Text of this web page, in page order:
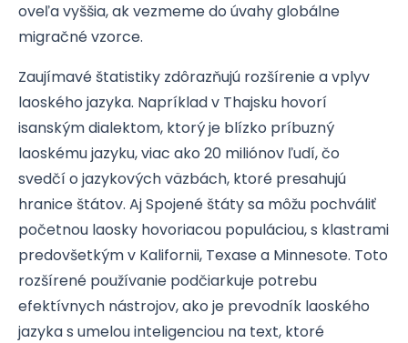
oveľa vyššia, ak vezmeme do úvahy globálne
migračné vzorce.
Zaujímavé štatistiky zdôrazňujú rozšírenie a vplyv
laoského jazyka. Napríklad v Thajsku hovorí
isanským dialektom, ktorý je blízko príbuzný
laoskému jazyku, viac ako 20 miliónov ľudí, čo
svedčí o jazykových väzbách, ktoré presahujú
hranice štátov. Aj Spojené štáty sa môžu pochváliť
početnou laosky hovoriacou populáciou, s klastrami
predovšetkým v Kalifornii, Texase a Minnesote. Toto
rozšírené používanie podčiarkuje potrebu
efektívnych nástrojov, ako je prevodník laoského
jazyka s umelou inteligenciou na text, ktoré